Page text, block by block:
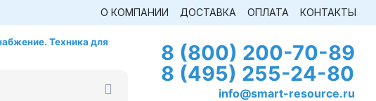
О КОМПАНИИ ДОСТАВКА ОПЛАТА КОНТАКТЫ
Техника для
8 (800) 200-70-89
8 (495) 255-24-80
info@smart-resource.ru